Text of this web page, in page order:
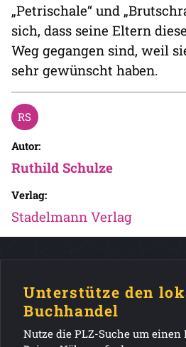
„Petrischale“ und
sich, dass seine Eltern
Weg gegangen sind, weil
sehr gewünscht haben.
Autor:
Ruthild Schulze
Verlag:
Stadelmann Verlag
Unterstütze den
Buchhandel
Nutze die PLZ-Suche um